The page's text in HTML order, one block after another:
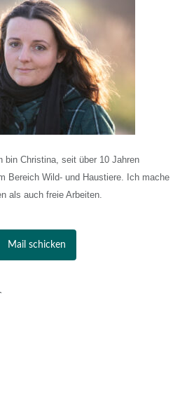
Christina, seit über 10 Jahren
Bereich Wild- und Haustiere. Ich mache
als auch freie Arbeiten.
Mail schicken